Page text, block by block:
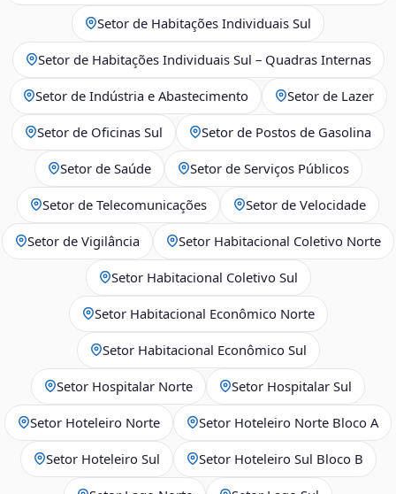
Setor de Habitações Individuais Sul
Setor de Habitações Individuais Sul – Quadras Internas
Setor de Indústria e Abastecimento Setor de Lazer
Setor de Oficinas Sul Setor de Postos de Gasolina
Setor de Saúde Setor de Serviços Públicos
Setor de Telecomunicações Setor de Velocidade
Setor de Vigilância Setor Habitacional Coletivo Norte
Setor Habitacional Coletivo Sul
Setor Habitacional Econômico Norte
Setor Habitacional Econômico Sul
Setor Hospitalar Norte Setor Hospitalar Sul
Setor Hoteleiro Norte Setor Hoteleiro Norte Bloco A
Setor Hoteleiro Sul Setor Hoteleiro Sul Bloco B